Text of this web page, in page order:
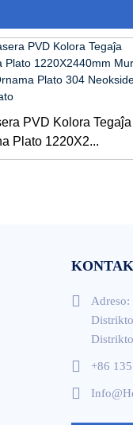
PVD Kolora Tegaĵa
Plato 1220X2...
+86